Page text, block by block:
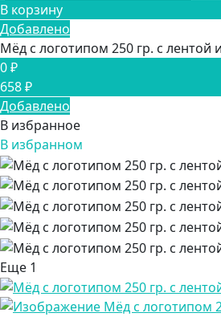
В корзину
Добавлено
Мёд с логотипом 250 гр. с лентой
0 ₽
658 ₽
Добавлено
В избранное
В избранном
Еще 1